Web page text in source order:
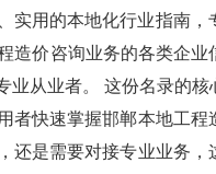
实用的本地化行业指南
造价咨询业务的各类企
从业者。 这份名录的
者快速掌握邯郸本地工
还是需要对接专业业务，